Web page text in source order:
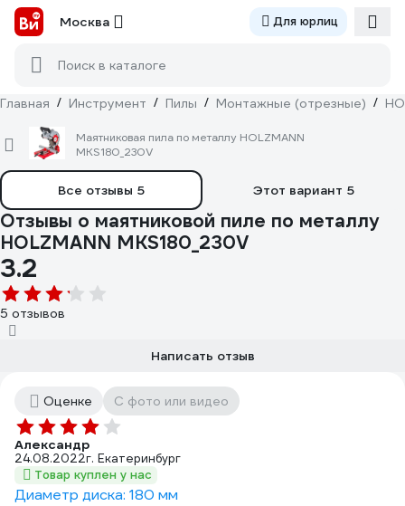
Москва Для юрлиц
Поиск в каталоге
Главная / Инструмент / Пилы / Монтажные (отрезные) /
Маятниковая пила по металлу HOLZMANN
MKS180_230V
Все отзывы 5 Этот вариант 5
Отзывы о маятниковой пиле по металлу
HOLZMANN MKS180_230V
3.2
5 отзывов
Написать отзыв
Оценке С фото или видео
Александр
24.08.2022г. Екатеринбург
Товар куплен у нас
Диаметр диска: 180 мм